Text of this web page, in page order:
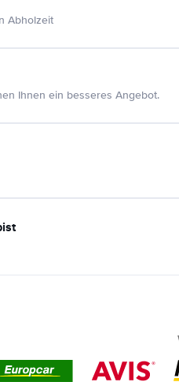
Abholzeit
Ihnen ein besseres Angebot.